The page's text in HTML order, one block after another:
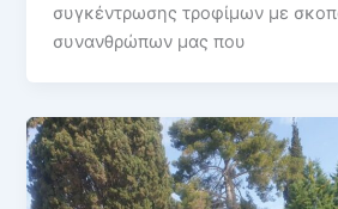
συγκέντρωσης τροφίμων με
συνανθρώπων μας που